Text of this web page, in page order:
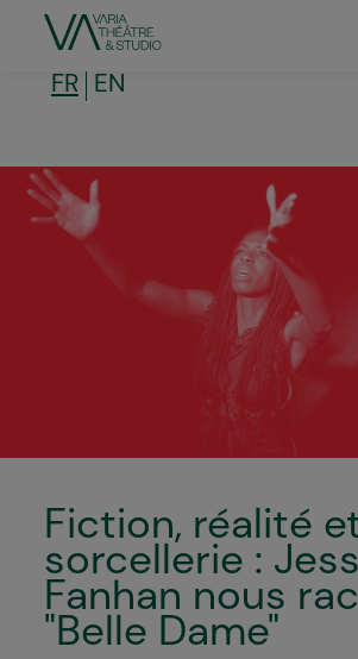
contenu
FR EN
Fiction, réalité
sorcellerie :
Fanhan nous
"Belle Dame"